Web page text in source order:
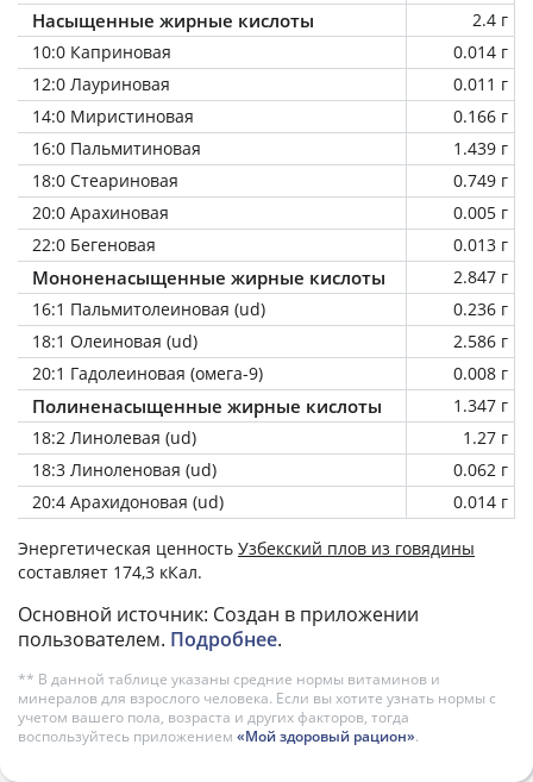
Насыщенные жирные кислоты
2.4 г
10:0 Каприновая
0.014 г
12:0 Лауриновая
0.011 г
14:0 Миристиновая
0.166 г
16:0 Пальмитиновая
1.439 г
18:0 Стеариновая
0.749 г
20:0 Арахиновая
0.005 г
22:0 Бегеновая
0.013 г
Мононенасыщенные жирные кислоты
2.847 г
16:1 Пальмитолеиновая (ud)
0.236 г
18:1 Олеиновая (ud)
2.586 г
20:1 Гадолеиновая (омега-9)
0.008 г
Полиненасыщенные жирные кислоты
1.347 г
18:2 Линолевая (ud)
1.27 г
18:3 Линоленовая (ud)
0.062 г
20:4 Арахидоновая (ud)
0.014 г
Энергетическая ценность Узбекский плов из говядины
составляет 174,3 кКал.
Основной источник: Создан в приложении
пользователем. Подробнее.
** В данной таблице указаны средние нормы витаминов и
минералов для взрослого человека. Если вы хотите узнать нормы с
учетом вашего пола, возраста и других факторов, тогда
воспользуйтесь приложением «Мой здоровый рацион».